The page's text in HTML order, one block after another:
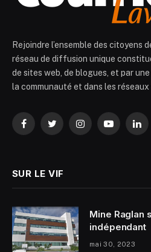
Rejoindre l’ensemble des citoyens
réseau de diffusion unique
de sites web, de blogues, et par
la communauté et dans les
FacebookTwitterInstagramYouTube
SUR LE VIF
Mine Raglan
indépendant
mai 30, 2023